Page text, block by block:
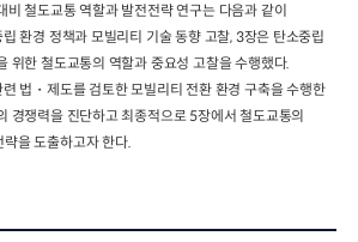
비 철도교통 역할과 발전전략 연구는 다음과 같이
환경 정책과 모빌리티 기술 동향 고찰, 3장은 탄소중립
위한 철도교통의 역할과 중요성 고찰을 수행했다.
법・제도를 검토한 모빌리티 전환 환경 구축을 수행한
경쟁력을 진단하고 최종적으로 5장에서 철도교통의
을 도출하고자 한다.